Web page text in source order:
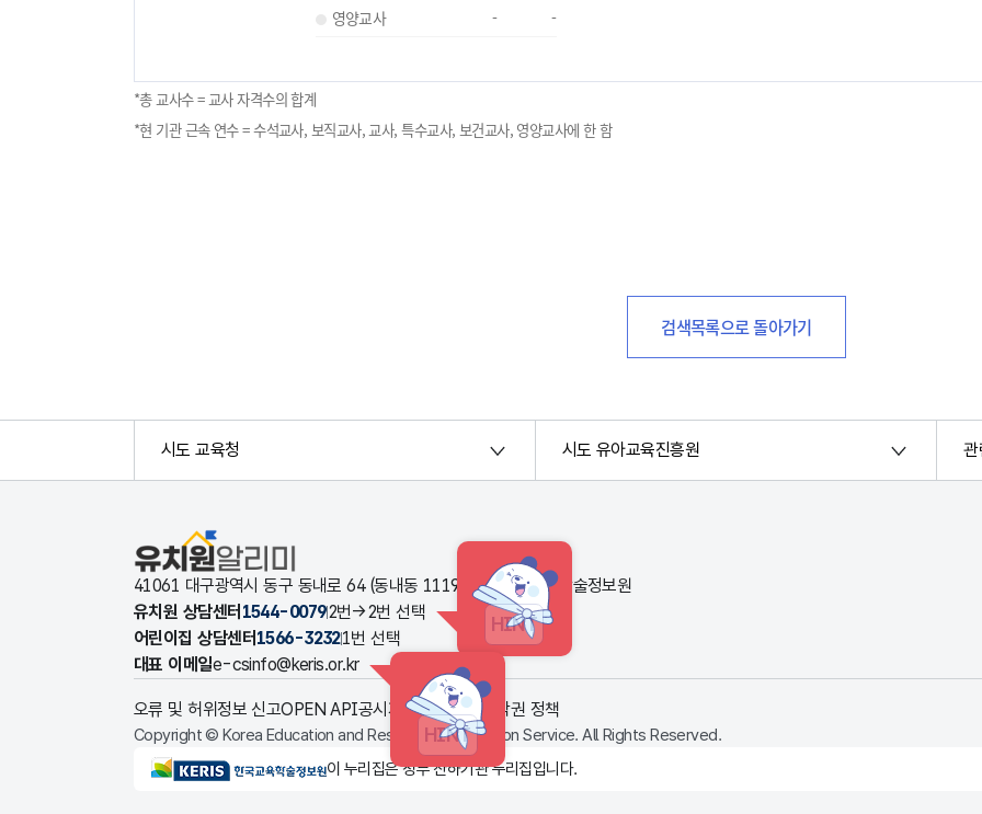
영양교사
- -
*총 교사수 = 교사 자격수의 합계
*현 기관 근속 연수 = 수석교사, 보직교사, 교사, 특수교사, 보건교사, 영양교사에 한 함
검색목록으로 돌아가기
시도 교육청 시도 유아교육진흥원
유치원알리미
41061 대구광역시 동구 동내로 64 (동내동 1119번지) 한국교육학술정보원
유치원 상담센터 1544-00792번→2번 선택
HINT
어린이집 상담센터 1566-32321번 선택
대표 이메일e-csinfo@keris.or.kr
HINT
오류 및 허위정보 신고OPEN API공시자료 다운로드저작권 정책
Copyright © Korea Education and Research Information Service. All Rights Reserved.
KERIS한국교육학술정보원이 누리집은 정부 산하기관 누리집입니다.